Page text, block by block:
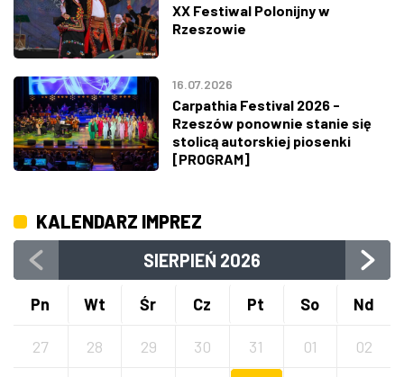
XX Festiwal Polonijny w
Rzeszowie
16.07.2026
Carpathia Festival 2026 -
Rzeszów ponownie stanie się
stolicą autorskiej piosenki
[PROGRAM]
KALENDARZ IMPREZ
SIERPIEŃ 2026
Pn Wt Śr Cz Pt So Nd
27 28 29 30 31 01 02